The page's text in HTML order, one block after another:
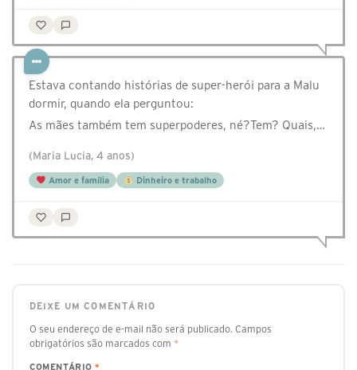
Estava contando histórias de super-herói para a Malu
dormir, quando ela perguntou:
As mães também tem superpoderes, né?Tem? Quais,…
(Maria Lucia, 4 anos)
Amor e família Dinheiro e trabalho
DEIXE UM COMENTÁRIO
O seu endereço de e-mail não será publicado. Campos
obrigatórios são marcados com *
COMENTÁRIO *